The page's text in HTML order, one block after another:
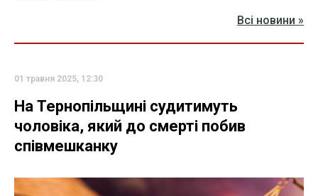
Всі новини »
01 травня 2025, 12:30
На Тернопільщині судитимуть
чоловіка, який до смерті побив
співмешканку